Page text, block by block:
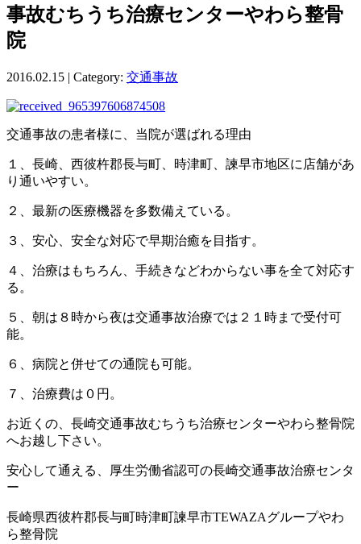
事故むちうち治療センターやわら整骨
院
2016.02.15 | Category: 交通事故
交通事故の患者様に、当院が選ばれる理由
１、長崎、西彼杵郡長与町、時津町、諫早市地区に店舗があ
り通いやすい。
２、最新の医療機器を多数備えている。
３、安心、安全な対応で早期治癒を目指す。
４、治療はもちろん、手続きなどわからない事を全て対応す
る。
５、朝は８時から夜は交通事故治療では２１時まで受付可
能。
６、病院と併せての通院も可能。
７、治療費は０円。
お近くの、長崎交通事故むちうち治療センターやわら整骨院
へお越し下さい。
安心して通える、厚生労働省認可の長崎交通事故治療センタ
ー
長崎県西彼杵郡長与町時津町諫早市TEWAZAグループやわ
ら整骨院